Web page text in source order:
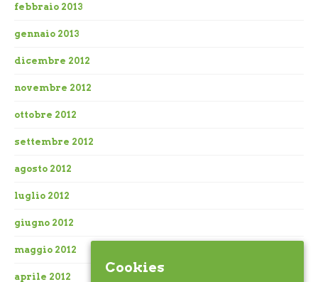
febbraio 2013
gennaio 2013
dicembre 2012
novembre 2012
ottobre 2012
settembre 2012
agosto 2012
luglio 2012
giugno 2012
maggio 2012
aprile 2012
Cookies